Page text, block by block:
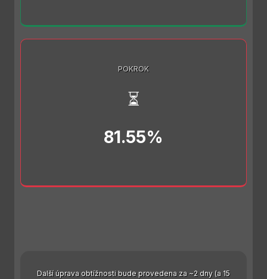
POKROK
⏳
81.55%
Další úprava obtížnosti bude provedena za ~2 dny (a 15